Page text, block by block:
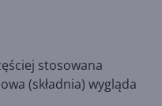
stosowana
(składnia) wygląda